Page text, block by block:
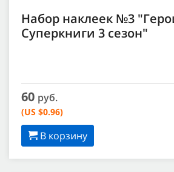
Набор наклеек №3
Суперкниги 3 сезон"
60 руб.
(US $0.96)
В корзину